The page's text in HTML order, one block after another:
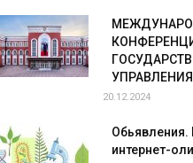
20.12.2024
интернет-